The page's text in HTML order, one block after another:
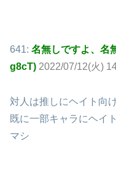
641: 名無しですよ、名
g8cT) 2022/07/12(火)
対人は推しにヘイト向
既に一部キャラにヘイ
マシ